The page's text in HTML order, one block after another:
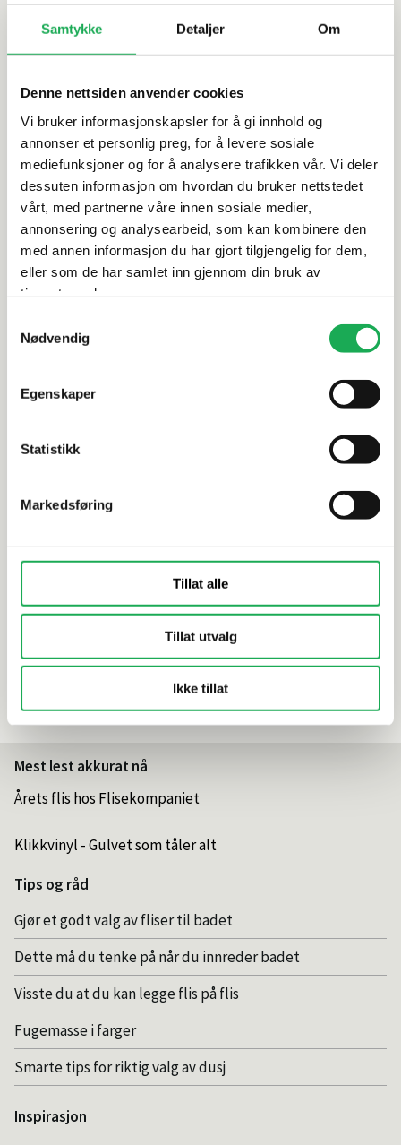
Samtykke Detaljer Om
Denne nettsiden anvender cookies
Vi bruker informasjonskapsler for å gi innhold og
annonser et personlig preg, for å levere sosiale
mediefunksjoner og for å analysere trafikken vår. Vi deler
dessuten informasjon om hvordan du bruker nettstedet
vårt, med partnerne våre innen sosiale medier,
annonsering og analysearbeid, som kan kombinere den
med annen informasjon du har gjort tilgjengelig for dem,
eller som de har samlet inn gjennom din bruk av
tjenestene deres.
Nødvendig
Egenskaper
Statistikk
Markedsføring
Tillat alle
Tillat utvalg
Ikke tillat
Justerbare ben og støpte profilkanter for økt
stabilitet
Matt overflate med natursteinstekstur
Artikkelnr.
101351746
Produktinformasjon
Spesifikasjoner
Rengjøring og vedlikehold
Leveringsinformasjon
Dokumentasjon
Dusjkar NOVOSOLID 80x120 cm, Hvit
NOVELLINI +1 farge
14 990,–
Bestillingsvare
Dusjkar
NOVELLINI
15 990,–
Mest lest akkurat nå
Årets flis hos Flisekompaniet
Klikkvinyl - Gulvet som tåler alt
Tips og råd
Gjør et godt valg av fliser til badet
Dette må du tenke på når du innreder badet
Visste du at du kan legge flis på flis
Fugemasse i farger
Smarte tips for riktig valg av dusj
Inspirasjon